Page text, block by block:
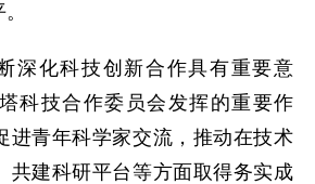
深化科技创新合作具有重要意
科技合作委员会发挥的重要作
进青年科学家交流，推动在技术
共建科研平台等方面取得务实成